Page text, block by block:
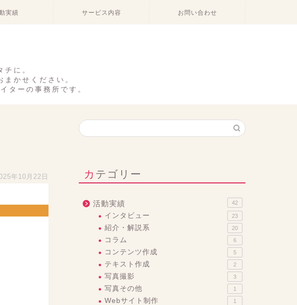
実績 サービス内容 お問い合わせ
に。
かせください。
ターの事務所です。
年10月22日 カテゴリー
活動実績 42
インタビュー 23
紹介・解説系 20
コラム 6
コンテンツ作成 5
テキスト作成 2
写真撮影 3
写真その他 1
Webサイト制作 1